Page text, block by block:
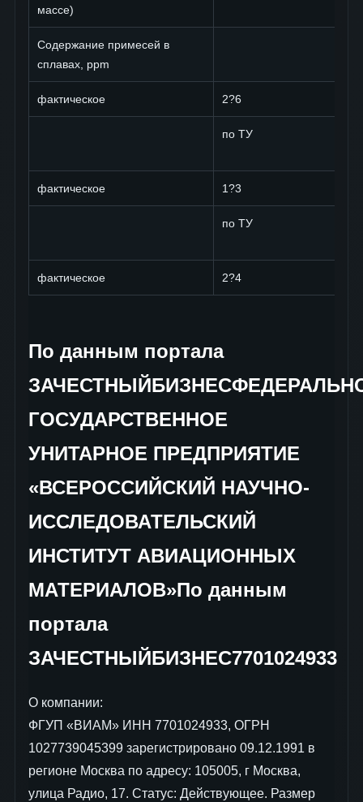
массе)
Содержание примесей в
сплавах, ppm
фактическое 2?6
по ТУ
фактическое 1?3
по ТУ
фактическое 2?4
По данным портала
ГОСУДАРСТВЕННОЕ
УНИТАРНОЕ ПРЕДПРИЯТИЕ
«ВСЕРОССИЙСКИЙ НАУЧНО-
ИССЛЕДОВАТЕЛЬСКИЙ
ИНСТИТУТ АВИАЦИОННЫХ
МАТЕРИАЛОВ»По данным
портала
ЗАЧЕСТНЫЙБИЗНЕС7701024933
О компании:
ФГУП «ВИАМ» ИНН 7701024933, ОГРН
1027739045399 зарегистрировано 09.12.1991 в
регионе Москва по адресу: 105005, г Москва,
улица Радио, 17. Статус: Действующее. Размер